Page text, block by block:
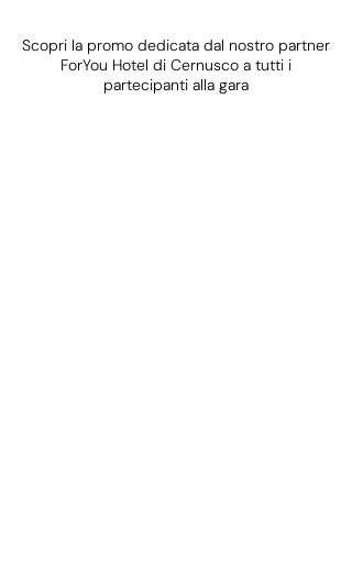
Scopri la promo dedicata dal nostro partner
ForYou Hotel di Cernusco a tutti i
partecipanti alla gara